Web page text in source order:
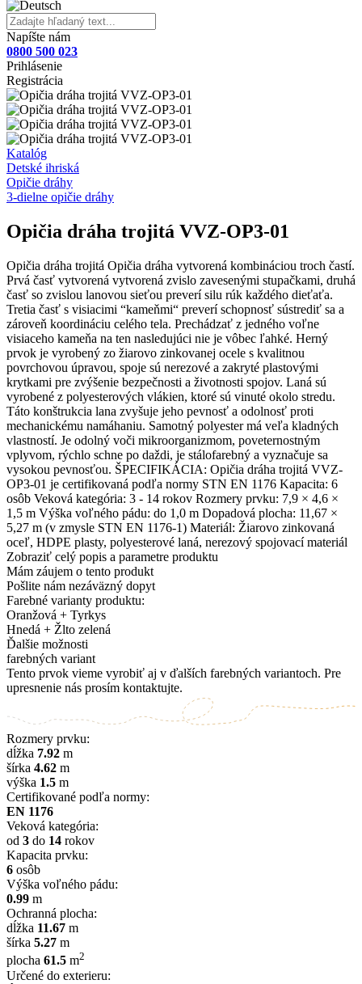
Napíšte nám
0800 500 023
Prihlásenie
Registrácia
Katalóg
Detské ihriská
Opičie dráhy
3-dielne opičie dráhy
Opičia dráha trojitá VVZ-OP3-01
Opičia dráha trojitá Opičia dráha vytvorená kombináciou troch častí.
Prvá časť vytvorená vytvorená zvislo zavesenými stupačkami, druhá
časť so zvislou lanovou sieťou preverí silu rúk každého dieťaťa.
Tretia časť s visiacimi “kameňmi“ preverí schopnosť sústrediť sa a
zároveň koordináciu celého tela. Prechádzať z jedného voľne
visiaceho kameňa na ten nasledujúci nie je vôbec ľahké. Herný
prvok je vyrobený zo žiarovo zinkovanej ocele s kvalitnou
povrchovou úpravou, spoje sú nerezové a zakryté plastovými
krytkami pre zvýšenie bezpečnosti a životnosti spojov. Laná sú
vyrobené z polyesterových vlákien, ktoré sú vinuté okolo stredu.
Táto konštrukcia lana zvyšuje jeho pevnosť a odolnosť proti
mechanickému namáhaniu. Samotný polyester má veľa kladných
vlastností. Je odolný voči mikroorganizmom, poveternostným
vplyvom, rýchlo schne po daždi, je stálofarebný a vyznačuje sa
vysokou pevnosťou. ŠPECIFIKÁCIA: Opičia dráha trojitá VVZ-
OP3-01 je certifikovaná podľa normy STN EN 1176 Kapacita: 6
osôb Veková kategória: 3 - 14 rokov Rozmery prvku: 7,9 × 4,6 ×
1,5 m Výška voľného pádu: do 1,0 m Dopadová plocha: 11,67 ×
5,27 m (v zmysle STN EN 1176-1) Materiál: Žiarovo zinkovaná
oceľ, HDPE plasty, polyesterové laná, nerezový spojovací materiál
Zobraziť celý popis a parametre produktu
Mám záujem o tento produkt
Pošlite nám nezáväzný dopyt
Farebné varianty produktu:
Oranžová + Tyrkys
Hnedá + Žlto zelená
Ďalšie možnosti
farebných variant
Tento prvok vieme vyrobiť aj v ďalších farebných variantoch. Pre
upresnenie nás prosím kontaktujte.
Rozmery prvku:
dĺžka 7.92 m
šírka 4.62 m
výška 1.5 m
Certifikované podľa normy:
EN 1176
Veková kategória:
od 3 do 14 rokov
Kapacita prvku:
6 osôb
Výška voľného pádu:
0.99 m
Ochranná plocha:
dĺžka 11.67 m
šírka 5.27 m
plocha 61.5 m2
Určené do exterieru: